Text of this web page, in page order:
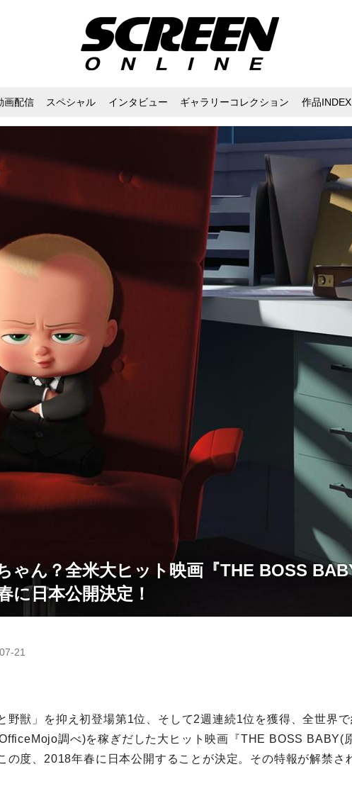
画配信 スペシャル インタビュー ギャラリーコレクション 作品INDEX
ゃん？全米大ヒット映画『THE BOSS
に日本公開決定！
21
野獣」を抑え初登場第1位、そして2週連続1位を獲得、全世界
調べ)を稼ぎだした大ヒット映画『THE BOSS BABY(
の度、2018年春に日本公開することが決定。その特報が解禁さ